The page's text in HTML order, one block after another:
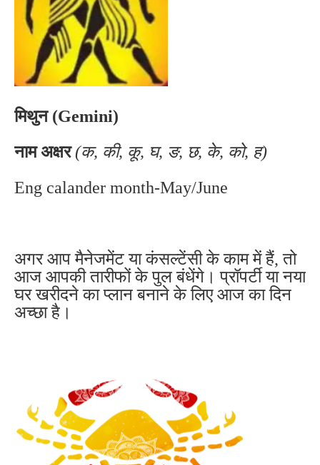
मिथुन (Gemini)
नाम अक्षर (क, की, कू, घ, ङ, छ, के, को, ह)
Eng calander month-May/June
अगर आप मैनेजमेंट या कंसल्टेंसी के काम में हैं, तो
आज आपकी तारीफों के पुल बंधेंगे। प्रॉपर्टी या नया
घर खरीदने का प्लान बनाने के लिए आज का दिन
अच्छा है।